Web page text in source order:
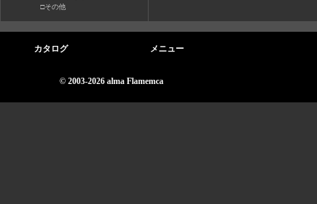
□その他
カタログ メニュー
© 2003-2026 alma Flamemca